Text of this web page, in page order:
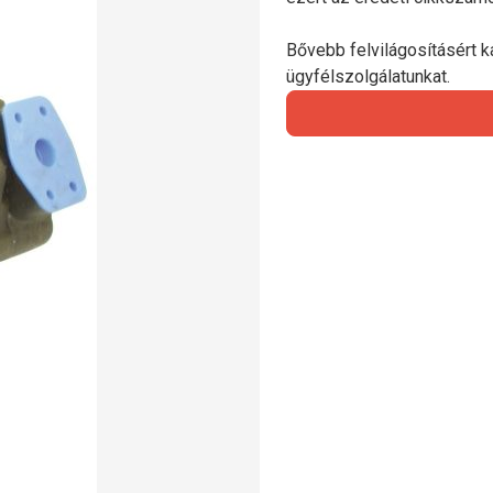
Bővebb felvilágosításért
ügyfélszolgálatunkat.